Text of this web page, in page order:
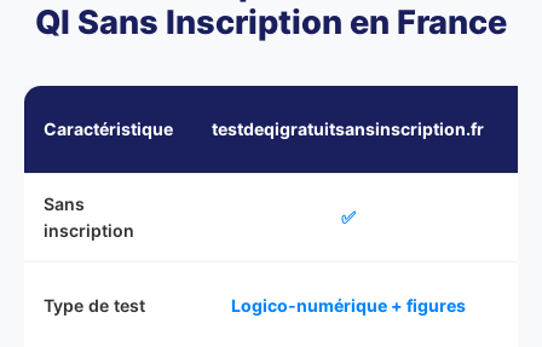
QI Sans Inscription en France
Caractéristique testdeqigratuitsansinscription.fr
Sans
inscription
✅
Type de test Logico-numérique + figures